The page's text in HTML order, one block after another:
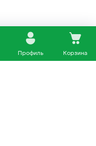
Профиль Корзина